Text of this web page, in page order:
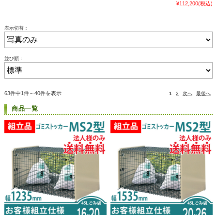
¥112,200(税込)
表示切替：
並び順：
63件中1件～40件を表示 1 2 次へ 最後へ
商品一覧